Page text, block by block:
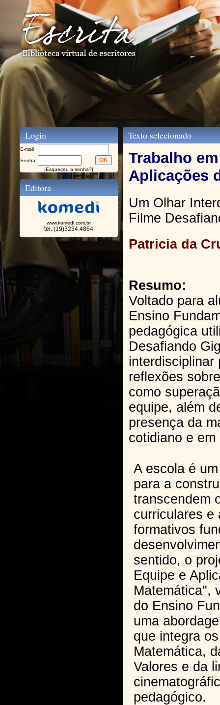
Login
E-mail
Senha
|Esqueceu a senha?|
Editora
www.komedi.com.br
tel.:(19)3234.4864
Texto selecionado
Trabalho
Aplicações
Um Olhar
Filme
Patricia da
Resumo:
Voltado para
Ensino
pedagógica
Desafiando
interdisciplinar
reflexões
como
equipe, além
presença da
cotidiano e
A escola é
para a
transcendem
curriculares e
formativos
sentido, o
Equipe e
Matemática",
do Ensino
uma
que integra
Matemática,
Valores e da
pedagógico.